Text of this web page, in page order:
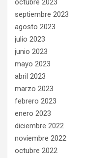
octubre 2023
septiembre 2023
agosto 2023
julio 2023
junio 2023
mayo 2023
abril 2023
marzo 2023
febrero 2023
enero 2023
diciembre 2022
noviembre 2022
octubre 2022